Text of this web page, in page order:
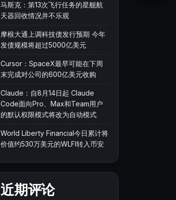
马斯克：第13次飞行任务的星舰航
天器回收情况并不乐观
摩根大通上调科技债发行预期 今年
发债规模将超过5000亿美元
Cursor：SpaceX最早可能在下周
末完成对公司的600亿美元收购
Claude：自8月14日起 Claude
Code面向Pro、Max和Team用户
的默认权限模式将改为自动模式
World Liberty Financial今日累计将
价值约530万美元的WLFI转入币安
近期评论